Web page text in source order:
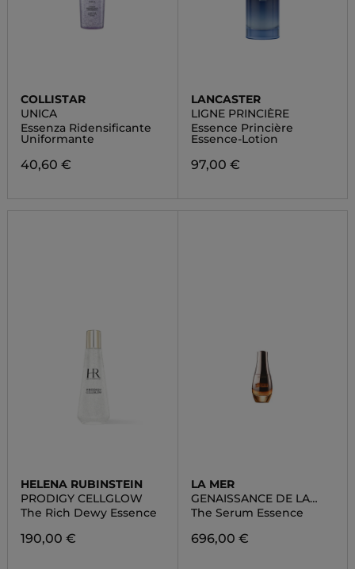
COLLISTAR
UNICA
Essenza Ridensificante
Uniformante
40,60 €
LANCASTER
LIGNE PRINCIÈRE
Essence Princière
Essence-Lotion
97,00 €
HELENA RUBINSTEIN
PRODIGY CELLGLOW
The Rich Dewy Essence
190,00 €
LA MER
GENAISSANCE DE LA
MER
The Serum Essence
696,00 €